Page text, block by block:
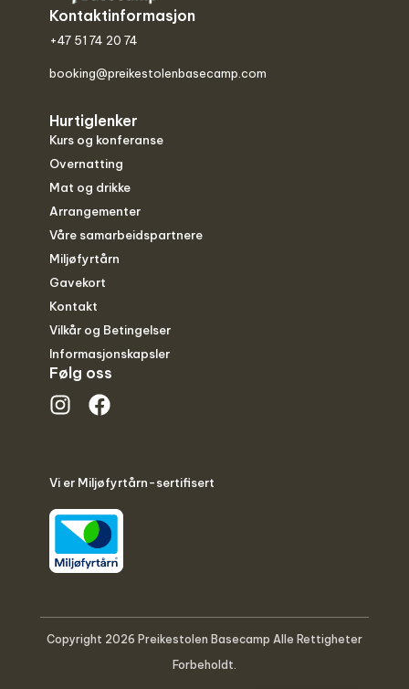
Kontaktinformasjon
+47 51 74 20 74
booking@preikestolenbasecamp.com
Hurtiglenker
Kurs og konferanse
Overnatting
Mat og drikke
Arrangementer
Våre samarbeidspartnere
Miljøfyrtårn
Gavekort
Kontakt
Vilkår og Betingelser
Informasjonskapsler
Følg oss
Vi er Miljøfyrtårn-sertifisert
Copyright 2026 Preikestolen Basecamp Alle Rettigheter
Forbeholdt.